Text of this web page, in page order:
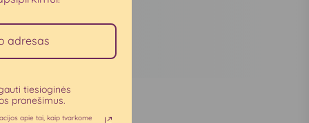
tiesioginės
pranešimus.
apie tai, kaip tvarkome